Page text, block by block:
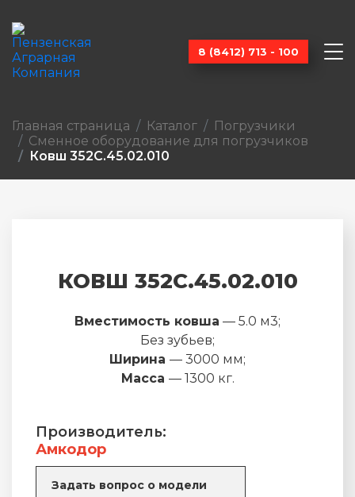
8 (8412) 713 - 100
Главная страница Каталог
Погрузчики
Сменное оборудование для погрузчиков
Ковш 352С.45.02.010
КОВШ 352С.45.02.010
Вместимость ковша — 5.0 м3;
Без зубьев;
Ширина — 3000 мм;
Масса — 1300 кг.
Производитель:
Амкодор
Задать вопрос о модели